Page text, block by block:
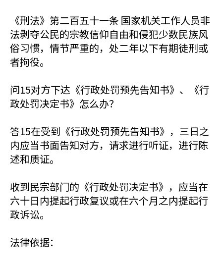
《刑法》第二百五十一条 国家机关工作人员非
法剥夺公民的宗教信仰自由和侵犯少数民族风
俗习惯，情节严重的，处二年以下有期徒刑或
者拘役。
问15对方下达《行政处罚预先告知书》、《行
政处罚决定书》怎么办？
答15在受到《行政处罚预先告知书》，三日之
内应当书面告知对方，请求进行听证，进行陈
述和质证。
收到民宗部门的《行政处罚决定书》，应当在
六十日内提起行政复议或在六个月之内提起行
政诉讼。
法律依据：